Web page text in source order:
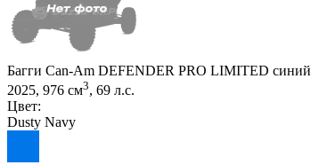
Багги Can-Am DEFENDER PRO LIMITED синий
2025, 976 см3, 69 л.с.
Цвет:
Dusty Navy